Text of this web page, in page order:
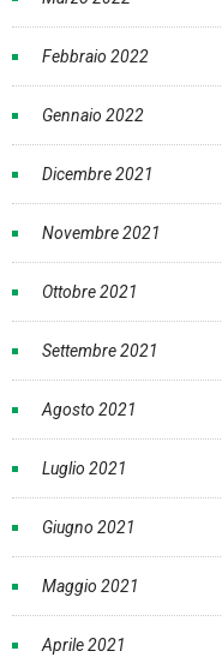
Febbraio 2022
Gennaio 2022
Dicembre 2021
Novembre 2021
Ottobre 2021
Settembre 2021
Agosto 2021
Luglio 2021
Giugno 2021
Maggio 2021
Aprile 2021